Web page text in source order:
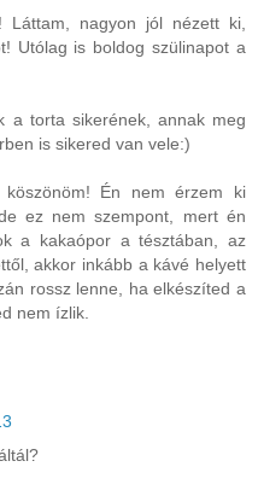
Láttam, nagyon jól nézett ki,
Utólag is boldog szülinapot a
a torta sikerének, annak meg
is sikered van vele:)
köszönöm! Én nem érzem ki
ez nem szempont, mert én
a kakaópor a tésztában, az
akkor inkább a kávé helyett
rossz lenne, ha elkészíted a
nem ízlik.